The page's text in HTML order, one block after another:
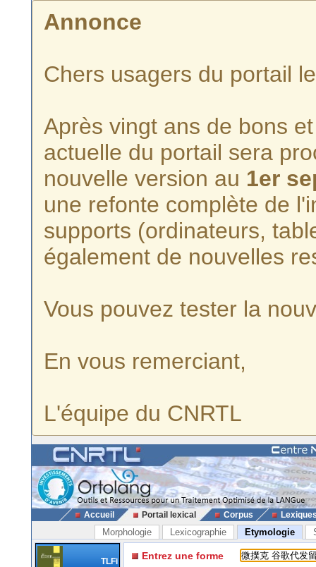
Annonce
Chers usagers du portail
Après vingt ans de bons
actuelle du portail sera
nouvelle version au 1er
une refonte complète de
supports (ordinateurs,
également de nouvelles
Vous pouvez tester la
En vous remerciant,
L'équipe du CNRTL
Accueil Portail lexical Corpus
Morphologie Lexicographie Etymologie
TLFi Entrez une forme